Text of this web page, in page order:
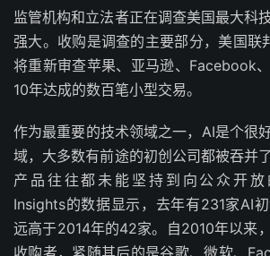
监管机构和立法者正在调查美国最大科
强大。收购是调查的主要部分，美国联
将重新审查苹果、亚马逊、Facebook
10年达成的数百笔小型交易。
作为最重要的技术领域之一，AI是个很
域，大多数有前途的初创公司都被吞并
产品往往都未能坚持到向公众开
Insights的数据显示，去年有231家AI
远高于2014年的42家。自2010年以来